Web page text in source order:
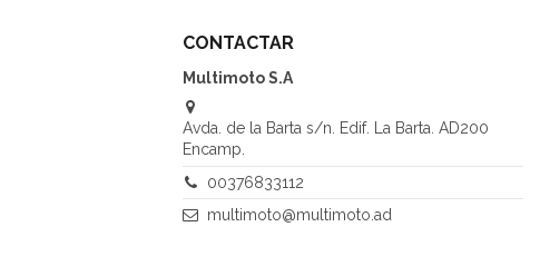
CONTACTAR
Multimoto S.A
Avda. de la Barta s/n. Edif. La Barta. AD200
Encamp.
00376833112
multimoto@multimoto.ad